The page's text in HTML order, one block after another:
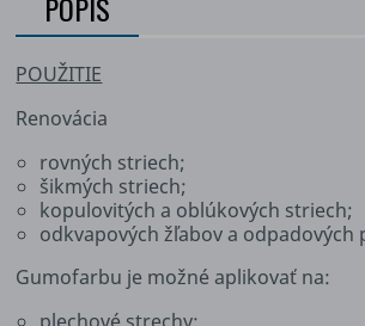
POUŽITIE
Renovácia
rovných striech;
šikmých striech;
kopulovitých a oblúkových striech;
odkvapových žľabov a odpadových
Gumofarbu je možné aplikovať na: